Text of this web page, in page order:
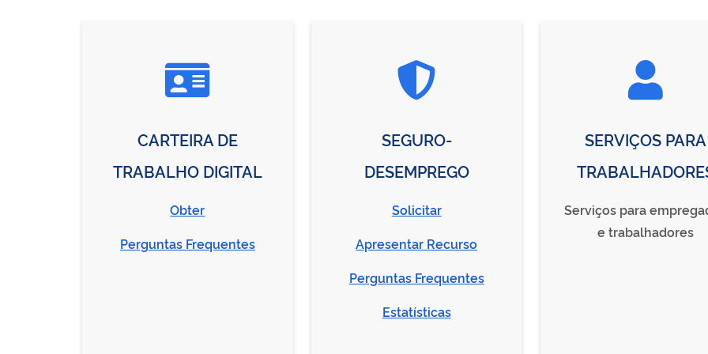
CARTEIRA DE
TRABALHO DIGITAL
Obter
Perguntas Frequentes
SEGURO-
DESEMPREGO
Solicitar
Apresentar Recurso
Perguntas Frequentes
Estatísticas
SERVIÇOS PARA
Serviços para
e trabalhadores